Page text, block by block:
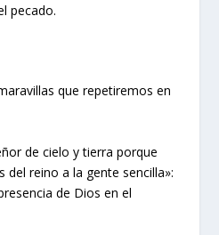
pecado.
que repetiremos en
de cielo y tierra porque
del reino a la gente sencilla»:
de Dios en el